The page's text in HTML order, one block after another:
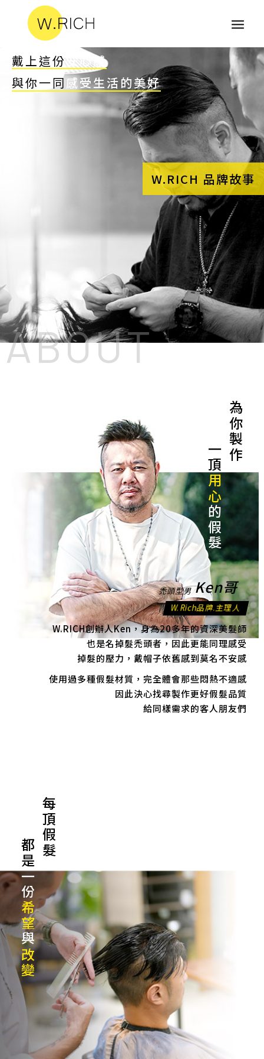
戴上這份 安心感
與你一同感受生活的美好
W.RICH 品牌故事
ABOUT
禿頭型男 Ken哥
W.Rich品牌.主理人
W.RICH創辦人Ken，身為20多年的資深美髮師
也是名掉髮禿頭者，因此更能同理感受
掉髮的壓力，戴帽子依舊感到莫名不安感
使用過多種假髮材質，完全體會那些悶熱不適感
因此決心找尋製作更好假髮品質
給同樣需求的客人朋友們
為你製作
一頂
用心
的假髮
每頂假髮
都是
一份
希望
與
改變